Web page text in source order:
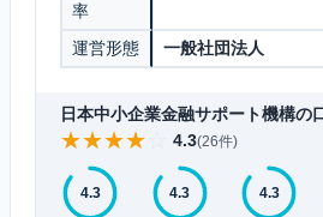
率
運営形態 一般社団法人
日本中小企業金融サポート機構の
★★★★ 4.3(26件)
4.3 4.3 4.3